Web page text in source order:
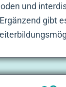
und
Ergänzend gibt